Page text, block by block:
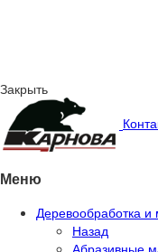
Закрыть
Меню
Деревообработка
Назад